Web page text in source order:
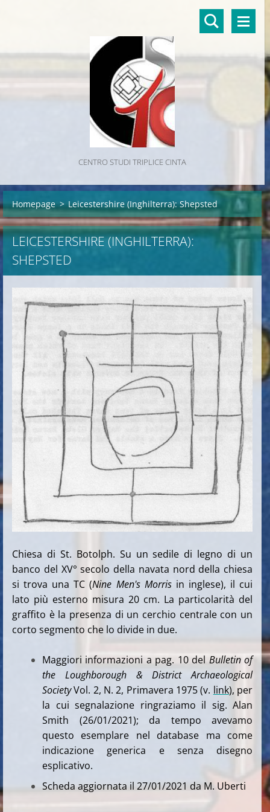
CENTRO STUDI TRIPLICE CINTA
Homepage > Leicestershire (Inghilterra): Shepsted
LEICESTERSHIRE (INGHILTERRA):
SHEPSTED
Chiesa di St. Botolph. Su un sedile di legno di un
banco del XV° secolo della navata nord della chiesa
si trova una TC (Nine Men's Morrisin inglese), il cui
lato più esterno misura 20 cm. La particolarità del
graffito è la presenza di un cerchio centrale con un
corto segmento che lo divide in due.
Maggiori informazioni a pag. 10 delBulletin of
the Loughborough & District Archaeological
SocietyVol. 2, N. 2, Primavera 1975 (v. link), per
la cui segnalazione ringraziamo il sig. Alan
Smith (26/01/2021); da tempo avevamo
questo esemplare nel database ma come
indicazione generica e senza disegno
esplicativo.
Scheda aggiornata il 27/01/2021 da M. Uberti